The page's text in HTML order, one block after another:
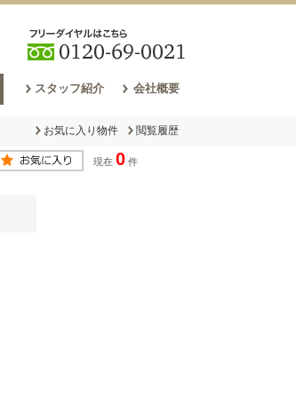
スタッフ紹介 会社概要
お気に入り物件 閲覧履歴
現在 0 件